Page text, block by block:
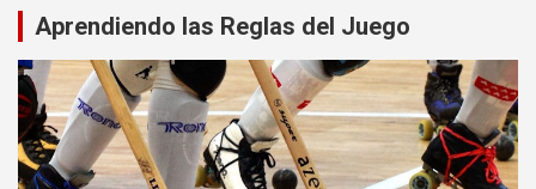
Aprendiendo las Reglas del Juego